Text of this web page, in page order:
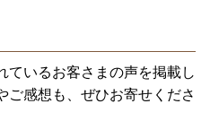
ているお客さまの声を掲載し
ご感想も、ぜひお寄せくださ